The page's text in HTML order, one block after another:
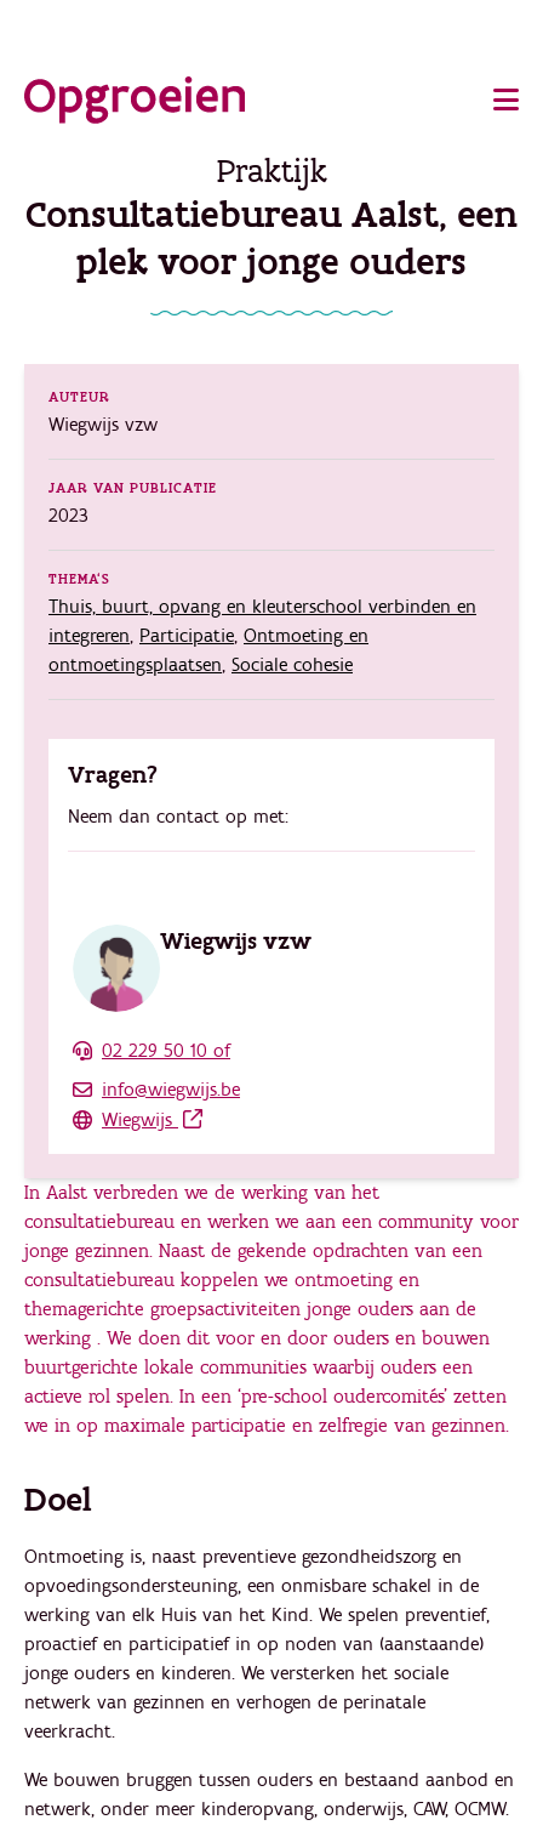
direct
Main
Praktijk
Consultatiebureau Aalst, een
plek voor jonge ouders
In Aalst verbreden we de werking van het
consultatiebureau en werken we aan een community voor
jonge gezinnen. Naast de gekende opdrachten van een
consultatiebureau koppelen we ontmoeting en
themagerichte groepsactiviteiten jonge ouders aan de
werking . We doen dit voor en door ouders en bouwen
buurtgerichte lokale communities waarbij ouders een
actieve rol spelen. In een ‘pre-school oudercomités’ zetten
we in op maximale participatie en zelfregie van gezinnen.
Doel
Ontmoeting is, naast preventieve gezondheidszorg en
opvoedingsondersteuning, een onmisbare schakel in de
werking van elk Huis van het Kind. We spelen preventief,
proactief en participatief in op noden van (aanstaande)
jonge ouders en kinderen. We versterken het sociale
netwerk van gezinnen en verhogen de perinatale
veerkracht.
We bouwen bruggen tussen ouders en bestaand aanbod en
netwerk, onder meer kinderopvang, onderwijs, CAW, OCMW.
AUTEUR
Wiegwijs vzw
JAAR VAN PUBLICATIE
2023
THEMA'S
Thuis, buurt, opvang en kleuterschool verbinden en
integreren, Participatie, Ontmoeting en
ontmoetingsplaatsen, Sociale cohesie
Vragen?
Neem dan contact op met:
Wiegwijs vzw
02 229 50 10 of
info@wiegwijs.be
Wiegwijs